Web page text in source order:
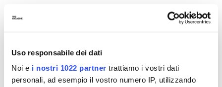
Uso responsabile dei dati
Noi e i nostri 1022 partner trattiamo i vostri dati
personali, ad esempio il vostro numero IP, utilizzando